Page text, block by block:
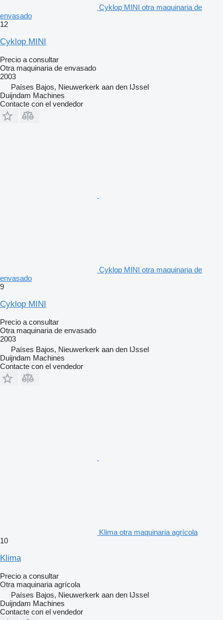
Cyklop MINI otra maquinaria de
envasado
12
Cyklop MINI
Precio a consultar
Otra maquinaria de envasado
2003
Países Bajos, Nieuwerkerk aan den IJssel
Duijndam Machines
Contacte con el vendedor
Cyklop MINI otra maquinaria de
envasado
9
Cyklop MINI
Precio a consultar
Otra maquinaria de envasado
2003
Países Bajos, Nieuwerkerk aan den IJssel
Duijndam Machines
Contacte con el vendedor
Klima otra maquinaria agrícola
10
Klima
Precio a consultar
Otra maquinaria agrícola
Países Bajos, Nieuwerkerk aan den IJssel
Duijndam Machines
Contacte con el vendedor